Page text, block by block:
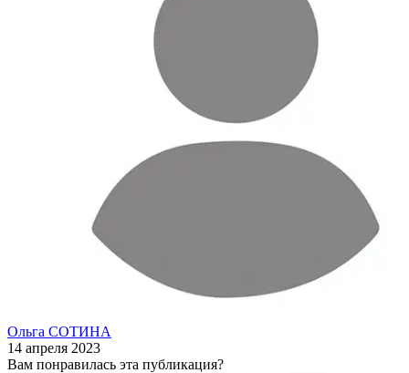
Ольга СОТИНА
14 апреля 2023
Вам понравилась эта публикация?